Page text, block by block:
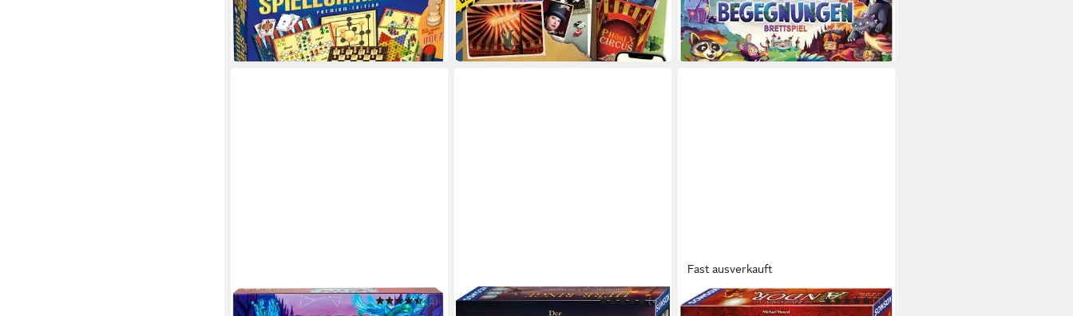
ab 29,99 € UVP44,99 €
-33%
lieferbar in 2 Wochen
in 4-5 Werktagen bei dir ab 24,61 € UVP31,99 €
-23%
in 1-2 Werktagen bei dir
MATTEL GAMES
(2)
KOSMOS
(4)
Fast ausverkauft
KOSMOS
(1)